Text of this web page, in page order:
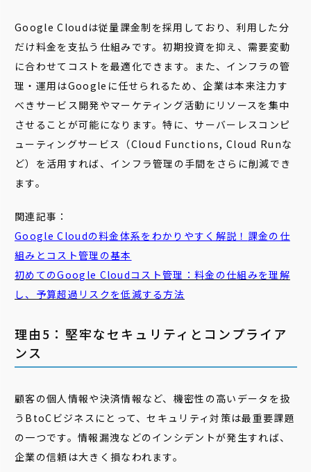
Google Cloudは従量課金制を採用しており、利用した分
だけ料金を支払う仕組みです。初期投資を抑え、需要変動
に合わせてコストを最適化できます。また、インフラの管
理・運用はGoogleに任せられるため、企業は本来注力す
べきサービス開発やマーケティング活動にリソースを集中
させることが可能になります。特に、サーバーレスコンピ
ューティングサービス（Cloud Functions, Cloud Runな
ど）を活用すれば、インフラ管理の手間をさらに削減でき
ます。
関連記事：
Google Cloudの料金体系をわかりやすく解説！ 課金の仕
組みとコスト管理の基本
初めてのGoogle Cloudコスト管理：料金の仕組みを理解
し、予算超過リスクを低減する方法
理由5：堅牢なセキュリティとコンプライア
ンス
顧客の個人情報や決済情報など、機密性の高いデータを扱
うBtoCビジネスにとって、セキュリティ対策は最重要課題
の一つです。情報漏洩などのインシデントが発生すれば、
企業の信頼は大きく損なわれます。